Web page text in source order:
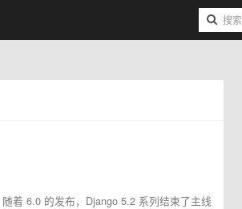
着 6.0 的发布，Django 5.2 系列结束了主线